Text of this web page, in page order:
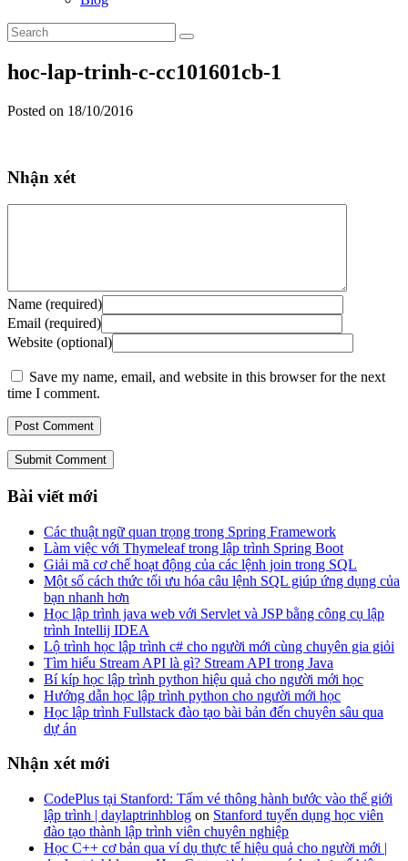
hoc-lap-trinh-c-cc101601cb-1
Posted on 18/10/2016
Nhận xét
Name (required)
Email (required)
Website (optional)
Save my name, email, and website in this browser for the next
time I comment.
Submit Comment
Bài viết mới
Các thuật ngữ quan trọng trong Spring Framework
Làm việc với Thymeleaf trong lập trình Spring Boot
Giải mã cơ chế hoạt động của các lệnh join trong SQL
Một số cách thức tối ưu hóa câu lệnh SQL giúp ứng dụng của
bạn nhanh hơn
Học lập trình java web với Servlet và JSP bằng công cụ lập
trình Intellij IDEA
Lộ trình học lập trình c# cho người mới cùng chuyên gia giỏi
Tìm hiểu Stream API là gì? Stream API trong Java
Bí kíp học lập trình python hiệu quả cho người mới học
Hướng dẫn học lập trình python cho người mới học
Học lập trình Fullstack đào tạo bài bản đến chuyên sâu qua
dự án
Nhận xét mới
CodePlus tại Stanford: Tấm vé thông hành bước vào thế giới
lập trình | daylaptrinhblog on Stanford tuyển dụng học viên
đào tạo thành lập trình viên chuyên nghiệp
Học C++ cơ bản qua ví dụ thực tế hiệu quả cho người mới |